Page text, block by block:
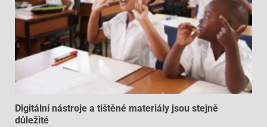
Digitální nástroje a tištěné materiály jsou stejně
důležité